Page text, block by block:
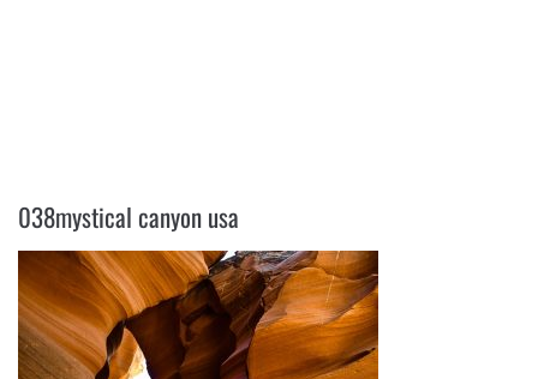
038mystical canyon usa